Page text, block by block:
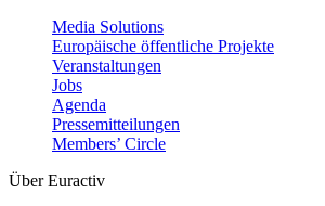
Media Solutions
Europäische öffentliche Projekte
Veranstaltungen
Jobs
Agenda
Pressemitteilungen
Members’ Circle
Über Euractiv